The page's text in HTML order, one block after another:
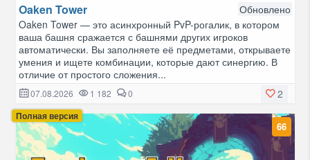
Oaken Tower
Обновлено
Oaken Tower — это асинхронный PvP-рогалик, в котором
ваша башня сражается с башнями других игроков
автоматически. Вы заполняете её предметами, открываете
умения и ищете комбинации, которые дают синергию. В
отличие от простого сложения...
2
07.08.2026 1 182 0
Полная версия
66